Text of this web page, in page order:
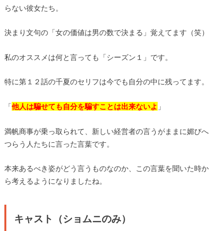
らない彼女たち。
決まり文句の「女の価値は男の数で決まる」覚えてます（笑）
私のオススメは何と言っても「シーズン１」です。
特に第１２話の千夏のセリフは今でも自分の中に残ってます。
「他人は騙せても自分を騙すことは出来ないよ 」
満帆商事が乗っ取られて、新しい経営者の言うがままに媚びへ
つらう人たちに言った言葉です。
本来あるべき姿がどう言うものなのか、この言葉を聞いた時か
ら考えるようになりましたね。
キャスト（ショムニのみ）